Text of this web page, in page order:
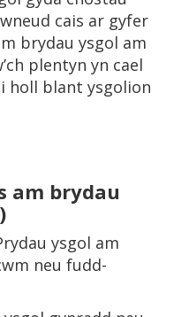
cais ar gyfer
brydau ysgol am
plentyn yn cael
holl blant ysgolion
am brydau
ysgol am
neu fudd-